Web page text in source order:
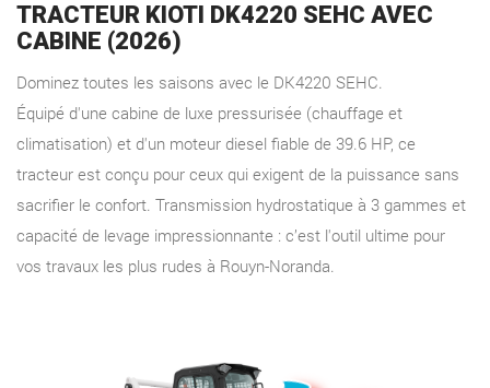
TRACTEUR KIOTI DK4220 SEHC AVEC
CABINE (2026)
Dominez toutes les saisons avec le DK4220 SEHC.
Équipé d'une cabine de luxe pressurisée (chauffage et
climatisation) et d'un moteur diesel fiable de 39.6 HP, ce
tracteur est conçu pour ceux qui exigent de la puissance sans
sacrifier le confort. Transmission hydrostatique à 3 gammes et
capacité de levage impressionnante : c’est l'outil ultime pour
vos travaux les plus rudes à Rouyn-Noranda.